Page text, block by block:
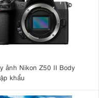
ảnh Nikon Z50 II Body
khẩu